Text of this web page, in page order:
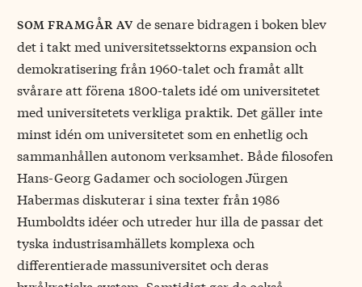
som framgår av de senare bidragen i boken blev
det i takt med universitetssektorns expansion och
demokratisering från 1960-talet och framåt allt
svårare att förena 1800-talets idé om universitetet
med universitetets verkliga praktik. Det gäller inte
minst idén om universitetet som en enhetlig och
sammanhållen autonom verksamhet. Både filosofen
Hans-Georg Gadamer och sociologen Jürgen
Habermas diskuterar i sina texter från 1986
Humboldts idéer och utreder hur illa de passar det
tyska industrisamhällets komplexa och
differentierade massuniversitet och deras